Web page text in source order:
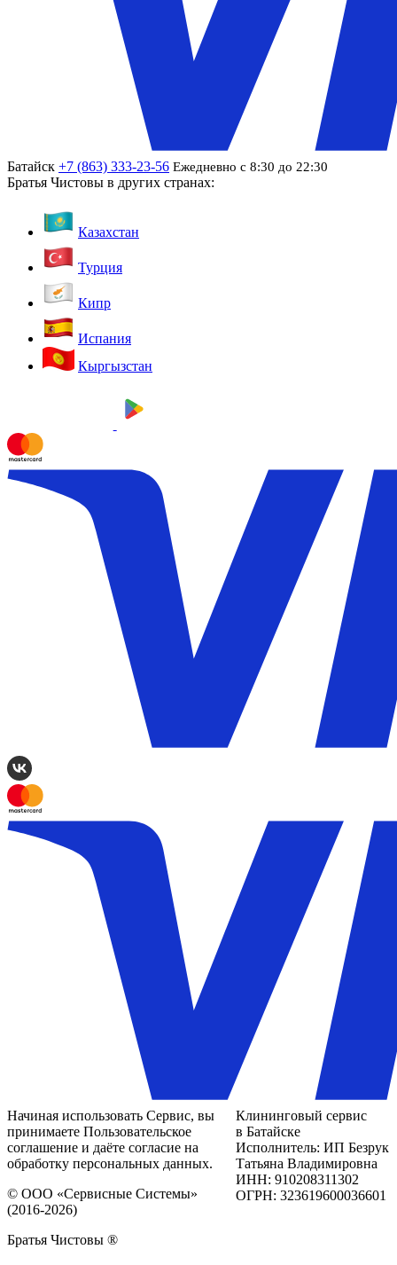
Батайск +7 (863) 333-23-56 Ежедневно с 8:30 до 22:30
Братья Чистовы в других странах:
Казахстан
Турция
Кипр
Испания
Кыргызстан
Начиная использовать Сервис, вы
принимаете Пользовательское
соглашение и даёте согласие на
обработку персональных данных.
© ООО «Сервисные Системы»
(2016-2026)
Братья Чистовы ®
Клининговый сервис
в Батайске
Исполнитель: ИП Безрук
Татьяна Владимировна
ИНН: 910208311302
ОГРН: 323619600036601